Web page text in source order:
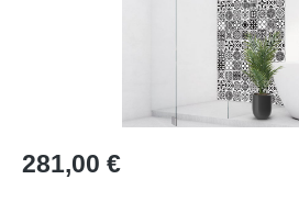
Regulärer Preis:
281,00 €